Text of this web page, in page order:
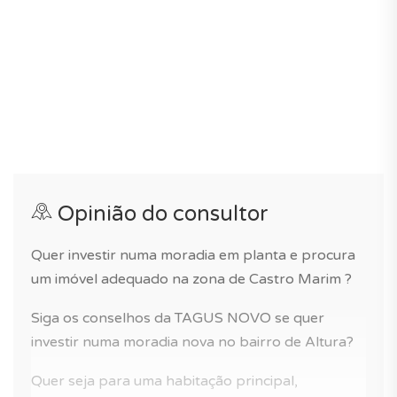
Opinião do consultor
Quer investir numa moradia em planta e procura
um imóvel adequado na zona de Castro Marim ?
Siga os conselhos da TAGUS NOVO se quer
investir numa moradia nova no bairro de Altura?
Quer seja para uma habitação principal,